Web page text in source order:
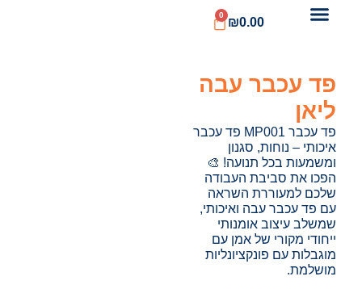
₪0.00
0
פד עכבר עבה
ליאן
פד עכבר MP001 פד עכבר
איכותי – נוחות, סגנון
ומשמעות בכל תנועה! 🎨
הפכו את סביבת העבודה
שלכם למעוררת השראה
עם פד עכבר עבה ואיכותי,
שמשלב עיצוב אומנותי
ייחודי מקורי של אמן עם
מוגבלות עם פונקציונליות
מושלמת.